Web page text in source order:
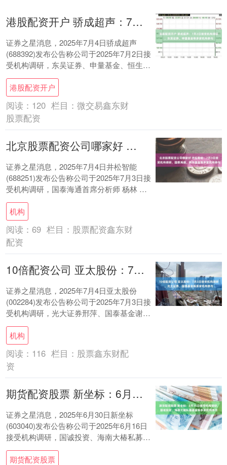
港股配资开户 骄成超声：7月2日接受机构调研，东吴证券、申量基金等多家机构参与
证券之星消息，2025年7月4日骄成超声
(688392)发布公告称公司于2025年7月2日接
受机构调研，东吴证券、申量基金、恒生前
海基金、清云谷投资、宝盈基金、....
港股配资开户
阅读： 120 栏目： 微交易鑫东财
股票配资
北京股票配资公司哪家好 井松智能：7月3日接受机构调研，国泰海通、新华基金等多家机构参与
证券之星消息，2025年7月4日井松智能
(688251)发布公告称公司于2025年7月3日接
受机构调研，国泰海通首席分析师 杨林 宋
亮 钟明翰、新华基金计算机研....
机构
阅读： 69 栏目： 股票配资鑫东财
配资
10倍配资公司 亚太股份：7月3日接受机构调研，光大证券、国泰基金等多家机构参与
证券之星消息，2025年7月4日亚太股份
(002284)发布公告称公司于2025年7月3日接
受机构调研，光大证券邢萍、国泰基金谢泓
材、俊腾投资曹建能参与。 具体....
机构
阅读： 116 栏目： 股票鑫东财配
资
期货配资股票 新坐标：6月16日接受机构调研，国诚投资、海南大椿私募基金等多家机构参与
证券之星消息，2025年6月30日新坐标
(603040)发布公告称公司于2025年6月16日
接受机构调研，国诚投资、海南大椿私募基
金、浙江亿商汇产融、天治基金、....
期货配资股票